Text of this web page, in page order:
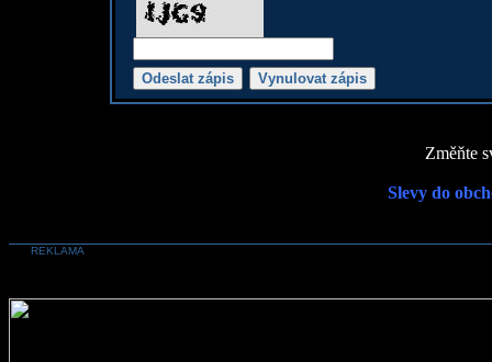
Změňte
Slevy do
REKLAMA